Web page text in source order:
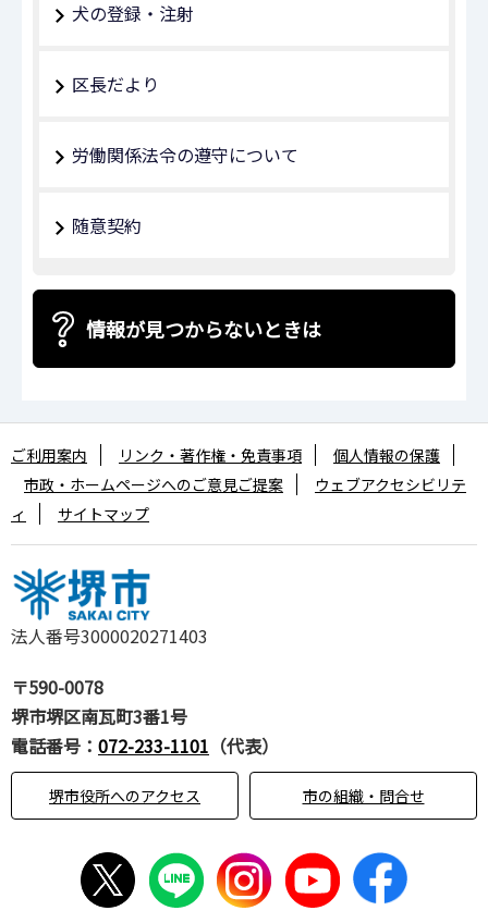
犬の登録・注射
区長だより
労働関係法令の遵守について
随意契約
情報が見つからないときは
法人番号3000020271403
〒590-0078
堺市堺区南瓦町3番1号
電話番号： 072-233-1101 （代表）
堺市役所へのアクセス 市の組織・問合せ
ご利用案内 リンク・著作権・免責事項
個人情報の保護
市政・ホームページへのご意見ご提案
ウェブアクセシビリテ
ィ
サイトマップ